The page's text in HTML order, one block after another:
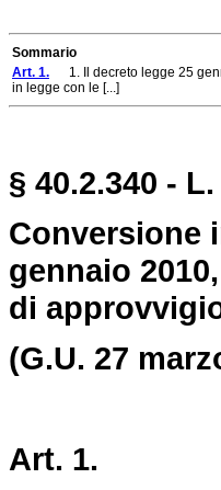
Sommario
Art. 1. 1. Il decreto legge 25
in legge con le [...]
§ 40.2.340 -
Conversione
gennaio
di
(G.U. 27
Art. 1.